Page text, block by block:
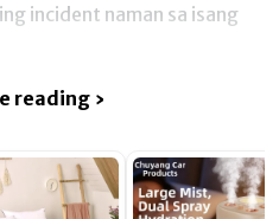
incident naman sa isang
reading ›